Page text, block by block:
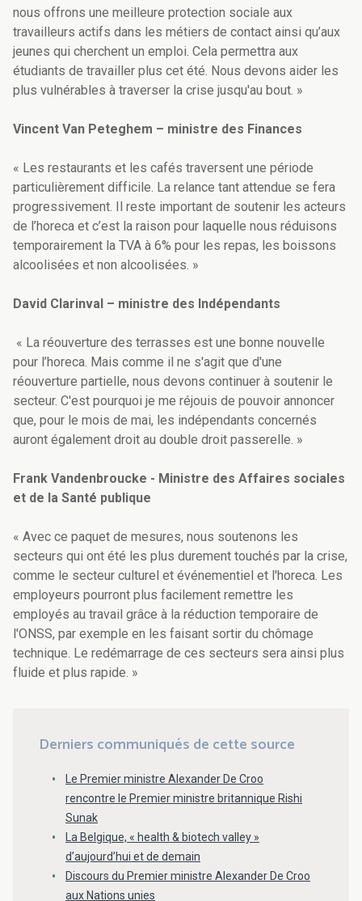
nous offrons une meilleure protection sociale aux
travailleurs actifs dans les métiers de contact ainsi qu’aux
jeunes qui cherchent un emploi. Cela permettra aux
étudiants de travailler plus cet été. Nous devons aider les
plus vulnérables à traverser la crise jusqu'au bout. »
Vincent Van Peteghem – ministre des Finances
« Les restaurants et les cafés traversent une période
particulièrement difficile. La relance tant attendue se fera
progressivement. Il reste important de soutenir les acteurs
de l’horeca et c’est la raison pour laquelle nous réduisons
temporairement la TVA à 6% pour les repas, les boissons
alcoolisées et non alcoolisées. »
David Clarinval – ministre des Indépendants
« La réouverture des terrasses est une bonne nouvelle
pour l’horeca. Mais comme il ne s'agit que d'une
réouverture partielle, nous devons continuer à soutenir le
secteur. C'est pourquoi je me réjouis de pouvoir annoncer
que, pour le mois de mai, les indépendants concernés
auront également droit au double droit passerelle. »
Frank Vandenbroucke - Ministre des Affaires sociales
et de la Santé publique
« Avec ce paquet de mesures, nous soutenons les
secteurs qui ont été les plus durement touchés par la crise,
comme le secteur culturel et événementiel et l'horeca. Les
employeurs pourront plus facilement remettre les
employés au travail grâce à la réduction temporaire de
l'ONSS, par exemple en les faisant sortir du chômage
technique. Le redémarrage de ces secteurs sera ainsi plus
fluide et plus rapide. »
Derniers communiqués de cette source
Le Premier ministre Alexander De Croo
rencontre le Premier ministre britannique Rishi
Sunak
La Belgique, « health & biotech valley »
d’aujourd’hui et de demain
Discours du Premier ministre Alexander De Croo
aux Nations unies